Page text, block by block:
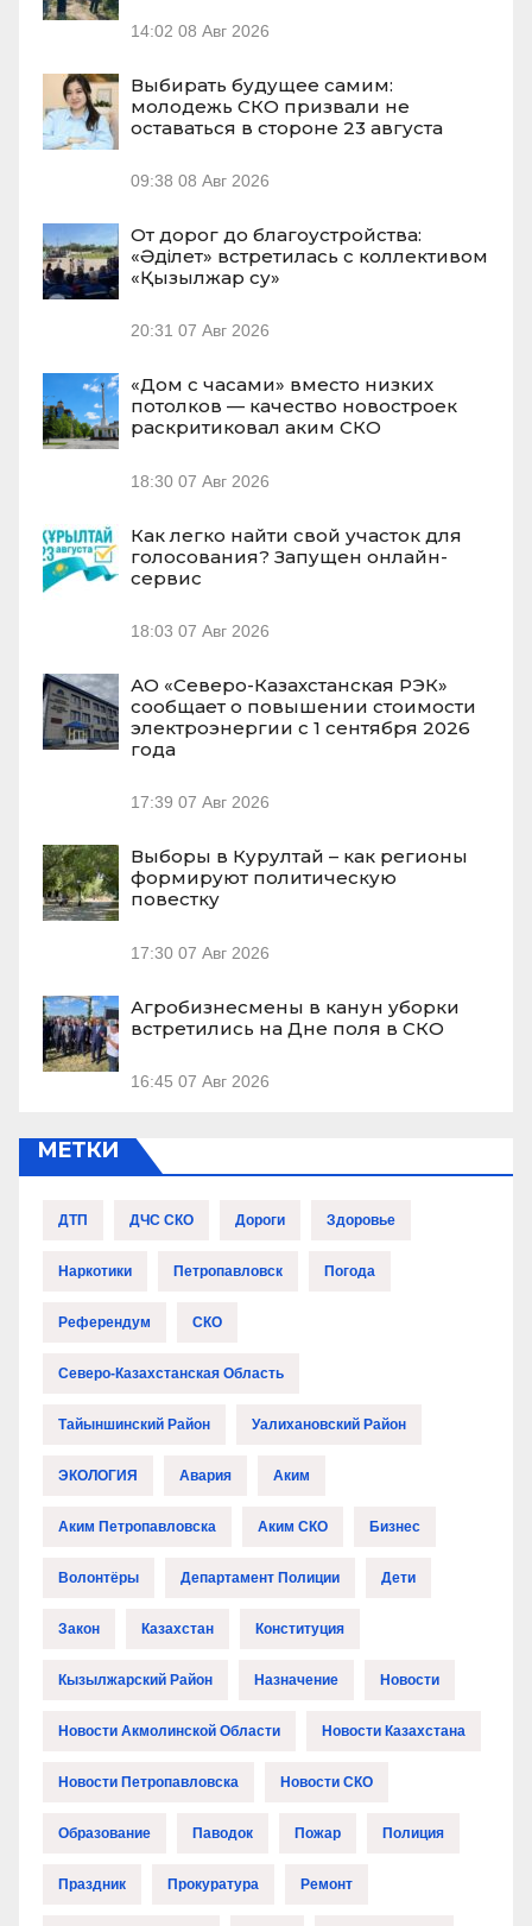
14:02 08 Авг 2026
Выбирать будущее самим:
молодежь СКО призвали не
оставаться в стороне 23 августа
09:38 08 Авг 2026
От дорог до благоустройства:
«Әділет» встретилась с коллективом
«Қызылжар су»
20:31 07 Авг 2026
«Дом с часами» вместо низких
потолков — качество новостроек
раскритиковал аким СКО
18:30 07 Авг 2026
Как легко найти свой участок для
голосования? Запущен онлайн-
сервис
18:03 07 Авг 2026
АО «Северо-Казахстанская РЭК»
сообщает о повышении стоимости
электроэнергии с 1 сентября 2026
года
17:39 07 Авг 2026
Выборы в Курултай – как регионы
формируют политическую
повестку
17:30 07 Авг 2026
Агробизнесмены в канун уборки
встретились на Дне поля в СКО
16:45 07 Авг 2026
МЕТКИ
ДТП ДЧС СКО Дороги Здоровье
Наркотики Петропавловск Погода
Референдум СКО
Северо-Казахстанская Область
Тайыншинский Район Уалихановский Район
ЭКОЛОГИЯ Авария Аким
Аким Петропавловска Аким СКО Бизнес
Волонтёры Департамент Полиции Дети
Закон Казахстан Конституция
Кызылжарский Район Назначение Новости
Новости Акмолинской Области Новости Казахстана
Новости Петропавловска Новости СКО
Образование Паводок Пожар Полиция
Праздник Прокуратура Ремонт